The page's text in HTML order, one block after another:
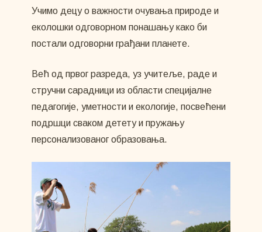
Учимо децу о важности очувања природе и
еколошки одговорном понашању како би
постали одговорни грађани планете.
Већ од првог разреда, уз учитеље, раде и
стручни сарадници из области специјалне
педагогије, уметности и екологије, посвећени
подршци сваком детету и пружању
персонализованог образовања.